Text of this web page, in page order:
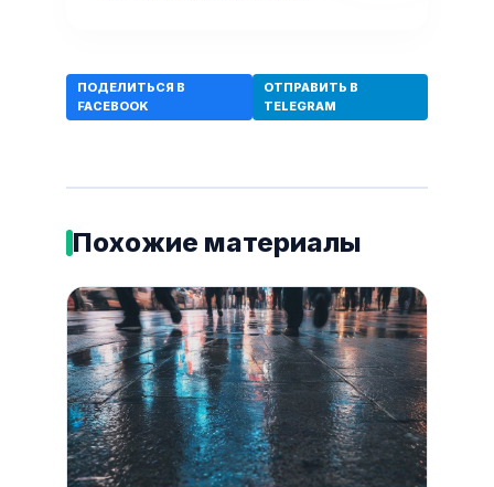
ПОДЕЛИТЬСЯ В
FACEBOOK
ОТПРАВИТЬ В
TELEGRAM
Похожие материалы